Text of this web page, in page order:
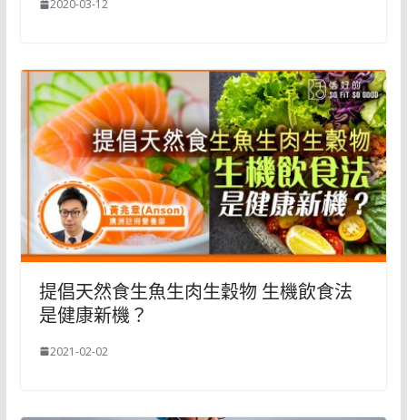
2020-03-12
提倡天然食生魚生肉生穀物 生機飲食法
是健康新機？
2021-02-02